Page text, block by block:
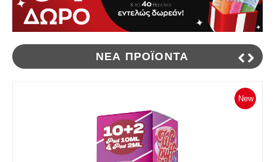
ΝΈΑ ΠΡΟΪΌΝΤΑ
New